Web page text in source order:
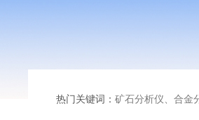
热门关键词： 矿石分析仪、合金